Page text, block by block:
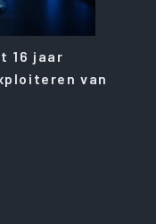
16 jaar
van